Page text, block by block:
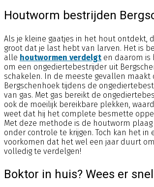
Houtworm bestrijden
Als je kleine gaatjes in het hout ontdekt,
groot dat je last hebt van larven. Het is
alle houtwormen verdelgt en daarom is
om een ongediertebestrijder uit
schakelen. In de meeste gevallen maakt
Bergschenhoek tijdens de
van gas. Met gas bereikt de
ook de moeilijk bereikbare plekken,
weet dat hij het complete besmette
Met deze methode is de houtworm
onder controle te krijgen. Toch kan het in
voorkomen dat het wel een jaar duurt
volledig te verdelgen!
Boktor in huis? Wees er